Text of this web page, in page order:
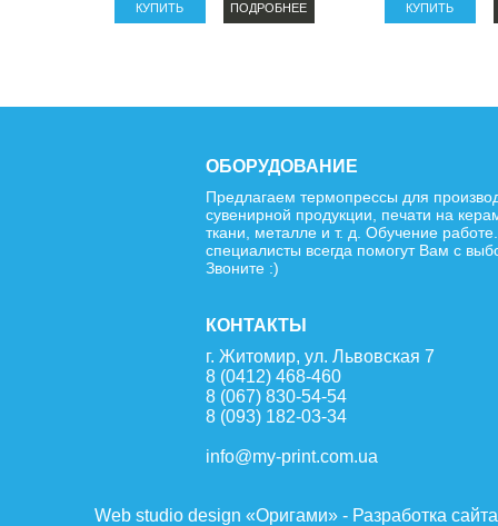
ПОДРОБНЕЕ
ОБОРУДОВАНИЕ
Предлагаем термопрессы для
сувенирной продукции, печати на
ткани, металле и т. д. Обучение
специалисты всегда помогут Вам с
Звоните :)
КОНТАКТЫ
г. Житомир, ул. Львовская 7
8 (0412) 468-460
8 (067) 830-54-54
8 (093) 182-03-34
info@my-print.com.ua
Web studio design «Оригами» - Разработка